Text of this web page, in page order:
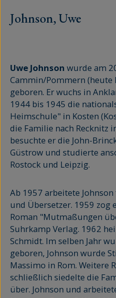
Johnson, Uwe
Uwe Johnson wurde am
Cammin/Pommern (heute
geboren. Er wuchs in
1944 bis 1945 die
Heimschule" in Kosten
die Familie nach Recknitz
besuchte er die John-
Güstrow und studierte
Rostock und Leipzig.
Ab 1957 arbeitete
und Übersetzer. 1959 zog
Roman "Mutmaßungen
Suhrkamp Verlag. 1962
Schmidt. Im selben Jahr
geboren, Johnson wurde
Massimo in Rom. Weitere
schließlich siedelte die
über. Johnson und